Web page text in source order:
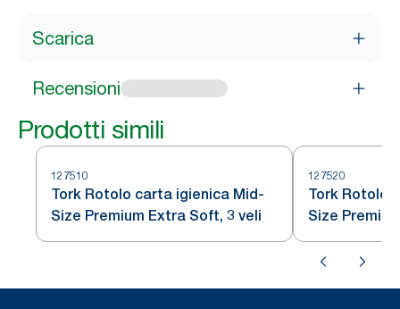
Scarica
Recensioni
Prodotti simili
127510
Tork Rotolo carta igienica Mid-
Size Premium Extra Soft, 3 veli
127520
Tork Rotolo
Size